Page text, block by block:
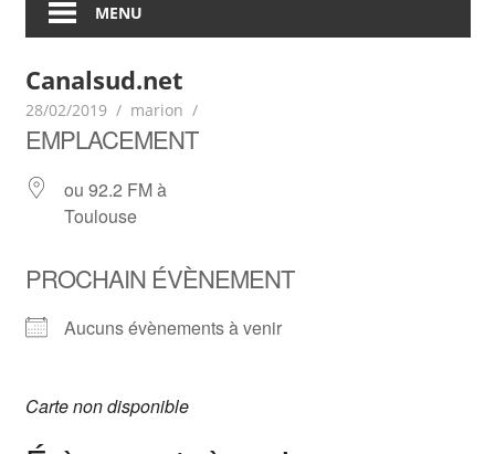
MENU
Canalsud.net
28/02/2019 marion
EMPLACEMENT
ou 92.2 FM à
Toulouse
PROCHAIN ÉVÈNEMENT
Aucuns évènements à venir
Carte non disponible